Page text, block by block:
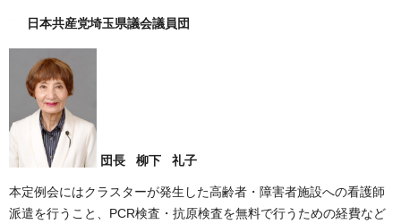
日本共産党埼玉県議会議員団
団長 柳下 礼子
本定例会にはクラスターが発生した高齢者・障害者施設への看護師
派遣を行うこと、PCR検査・抗原検査を無料で行うための経費など